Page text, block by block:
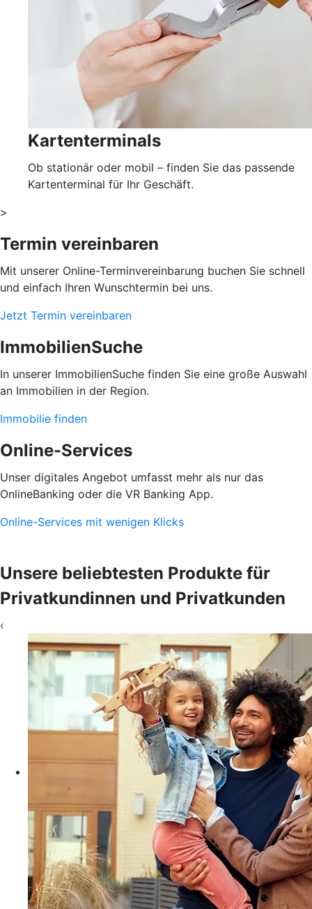
Kartenterminals
Ob stationär oder mobil – finden Sie das passende
Kartenterminal für Ihr Geschäft.
>
Termin vereinbaren
Mit unserer Online-Terminvereinbarung buchen Sie schnell
und einfach Ihren Wunschtermin bei uns.
Jetzt Termin vereinbaren
ImmobilienSuche
In unserer ImmobilienSuche finden Sie eine große Auswahl
an Immobilien in der Region.
Immobilie finden
Online-Services
Unser digitales Angebot umfasst mehr als nur das
OnlineBanking oder die VR Banking App.
Online-Services mit wenigen Klicks
Unsere beliebtesten Produkte für
Privatkundinnen und Privatkunden
‹